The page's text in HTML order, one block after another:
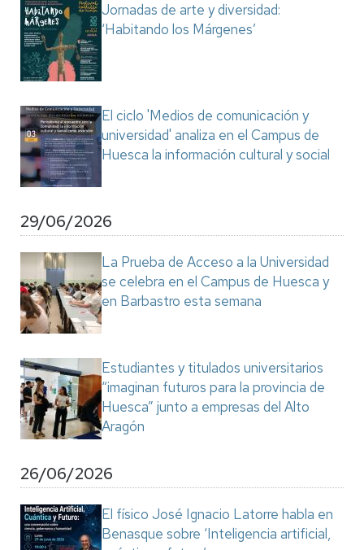
Jornadas de arte y diversidad:
‘Habitando los Márgenes’
El ciclo 'Medios de comunicación y
universidad' analiza en el Campus de
Huesca la información cultural y social
29/06/2026
La Prueba de Acceso a la Universidad
se celebra en el Campus de Huesca y
en Barbastro esta semana
Estudiantes y titulados universitarios
“imaginan futuros para la provincia de
Huesca” junto a empresas del Alto
Aragón
26/06/2026
El físico José Ignacio Latorre habla en
Benasque sobre ‘Inteligencia artificial,